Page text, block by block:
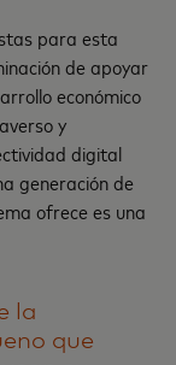
para esta
de apoyar
económico
y
digital
generación de
ofrece es una
la
que